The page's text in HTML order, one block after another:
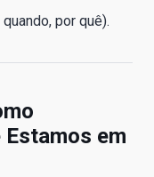
por quê).
Estamos em